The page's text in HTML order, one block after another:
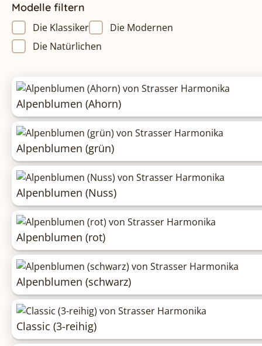
Modelle filtern
Die Klassiker
Die Modernen
Die Natürlichen
Alpenblumen (Ahorn)
Alpenblumen (grün)
Alpenblumen (Nuss)
Alpenblumen (rot)
Alpenblumen (schwarz)
Classic (3-reihig)